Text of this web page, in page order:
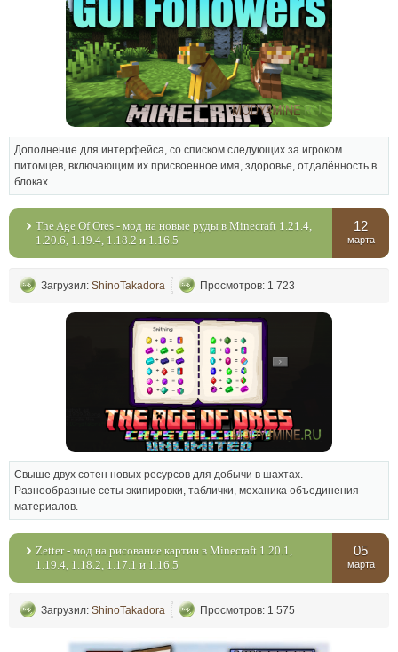
Дополнение для интерфейса, со списком следующих за игроком
питомцев, включающим их присвоенное имя, здоровье, отдалённость в
блоках.
The Age Of Ores - мод на новые руды в Minecraft 1.21.4,
1.20.6, 1.19.4, 1.18.2 и 1.16.5
12
марта
Загрузил: ShinoTakadora Просмотров: 1 723
Свыше двух сотен новых ресурсов для добычи в шахтах.
Разнообразные сеты экипировки, таблички, механика объединения
материалов.
Zetter - мод на рисование картин в Minecraft 1.20.1,
1.19.4, 1.18.2, 1.17.1 и 1.16.5
05
марта
Загрузил: ShinoTakadora Просмотров: 1 575